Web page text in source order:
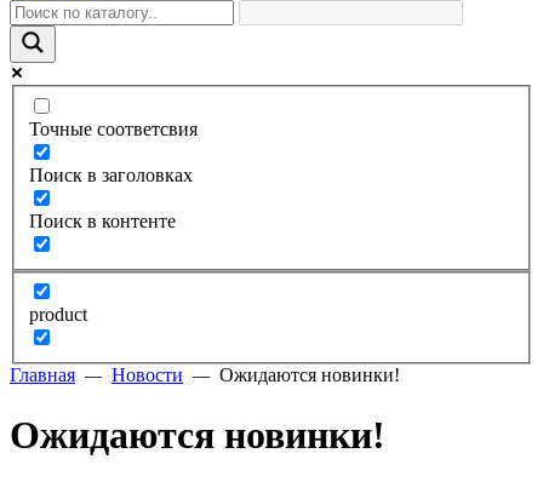
Точные соответсвия
Поиск в заголовках
Поиск в контенте
product
Главная — Новости — Ожидаются новинки!
Ожидаются новинки!